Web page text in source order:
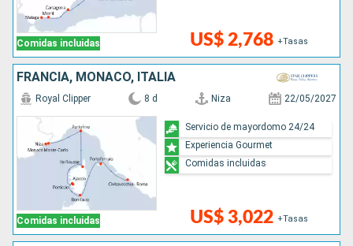
Comidas incluidas US$ 2,768 +Tasas
FRANCIA, MONACO, ITALIA
Comidas incluidas
Royal Clipper 8 d Niza 22/05/2027
US$ 3,022 +Tasas
Servicio de mayordomo 24/24
Experiencia Gourmet
Comidas incluidas